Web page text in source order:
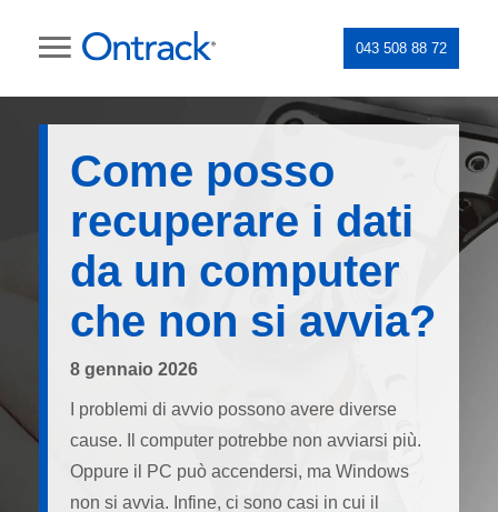
043 508 88 72
Come posso
recuperare i dati
da un computer
che non si avvia?
8 gennaio 2026
I problemi di avvio possono avere diverse
cause. Il computer potrebbe non avviarsi più.
Oppure il PC può accendersi, ma Windows
non si avvia. Infine, ci sono casi in cui il